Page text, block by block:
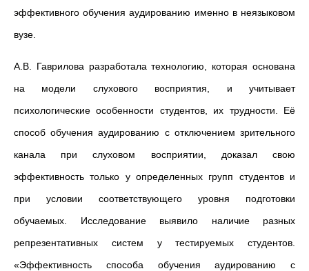
эффективного обучения аудированию именно в неязыковом
вузе.
А.В. Гаврилова разработала технологию, которая основана
на модели слухового восприятия, и учитывает
психологические особенности студентов, их трудности. Её
способ обучения аудированию с отключением зрительного
канала при слуховом восприятии, доказал свою
эффективность только у определенных групп студентов и
при условии соответствующего уровня подготовки
обучаемых. Исследование выявило наличие разных
репрезентативных систем у тестируемых студентов.
«Эффективность способа обучения аудированию с